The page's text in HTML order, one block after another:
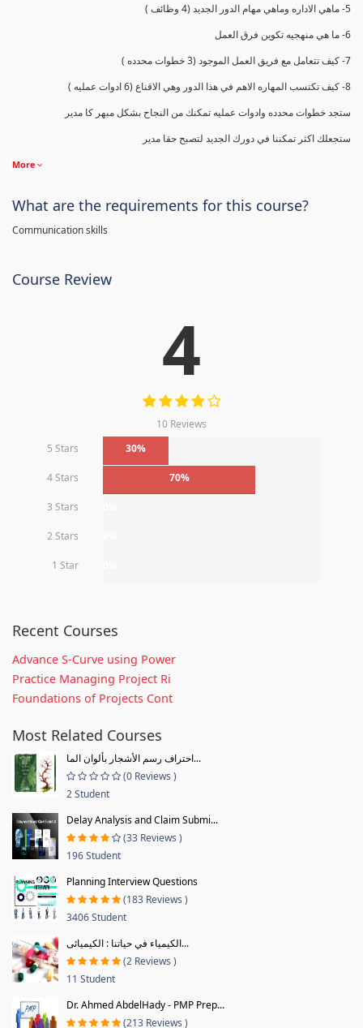
5- ماهي الاداره وماهي مهام الدور الجديد (4 وظائف )
6- ما هي منهجيه تكوين فرق العمل
7- كيف تتعامل مع فريق العمل الموجود (3 خطوات محدده )
8- كيف تكتسب المهاره الاهم في هذا الدور وهي الاقناع (6 ادوات عمليه )
ستجد خطوات محدده وادوات عمليه تمكنك من النجاح بشكل مبهر كا مدير
ستجعلك اكثر تمكننا في دورك الجديد لتصبح حقا مدير
More
What are the requirements for this course?
Communication skills
Course Review
4
10 Reviews
5 Stars
30%
4 Stars 70%
3 Stars
2 Stars
1 Star
Recent Courses
Advance S-Curve using Power
Practice Managing Project Ri
Foundations of Projects Cont
Most Related Courses
احتراف رسم الأشجار بألوان الما...
(0 Reviews )
2 Student
Delay Analysis and Claim Submi...
(33 Reviews )
196 Student
Planning Interview Questions
(183 Reviews )
3406 Student
الكيمياء في حياتنا : الكيميائى...
(2 Reviews )
11 Student
Dr. Ahmed AbdelHady - PMP Prep...
(213 Reviews )